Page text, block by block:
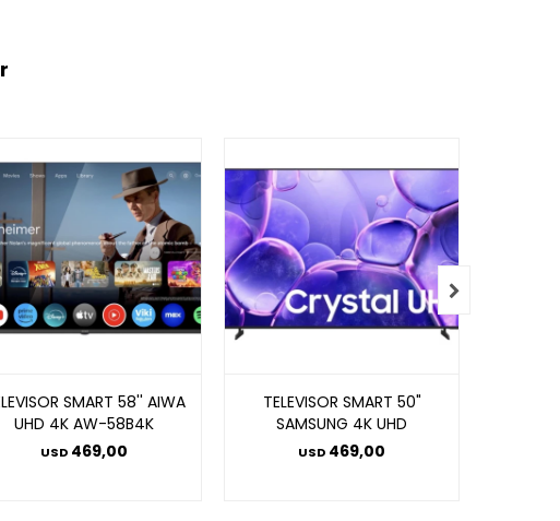
SMART 58'' AIWA
UHD 4K AW-58B4K
USD 469,00
TELEVISOR SMART 50"
SAMSUNG 4K UHD
USD 469,00
